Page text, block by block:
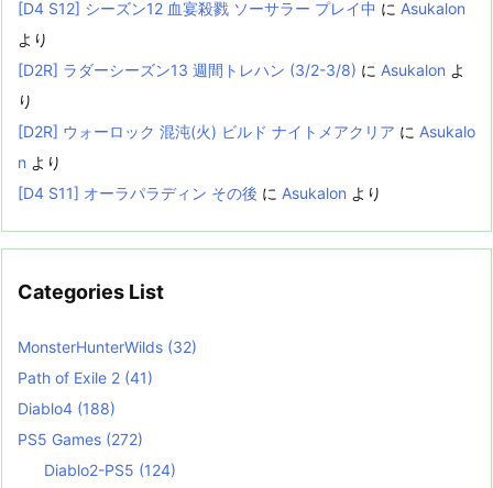
[D4 S12] シーズン12 血宴殺戮 ソーサラー プレイ中 に Asukalon
より
[D2R] ラダーシーズン13 週間トレハン (3/2-3/8) に Asukalon よ
り
[D2R] ウォーロック 混沌(火) ビルド ナイトメアクリア に Asukalo
n より
[D4 S11] オーラパラディン その後 に Asukalon より
Categories List
MonsterHunterWilds (32)
Path of Exile 2 (41)
Diablo4 (188)
PS5 Games (272)
Diablo2-PS5 (124)